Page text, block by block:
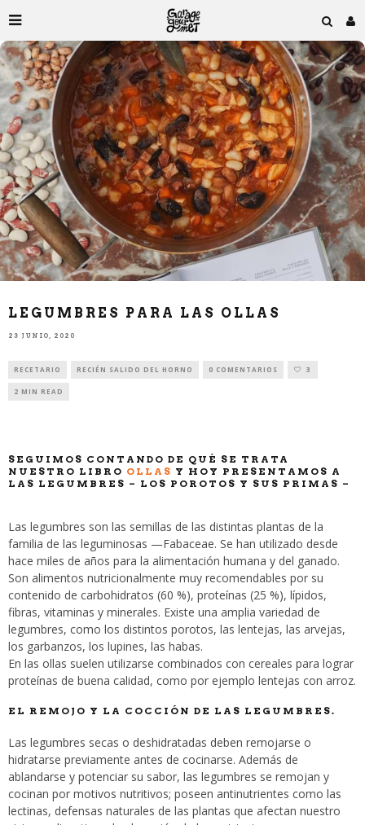
LEGUMBRES PARA LAS OLLAS
23 JUNIO, 2020
RECETARIO RECIÉN SALIDO DEL HORNO 0 COMENTARIOS 3
2 MIN READ
SEGUIMOS CONTANDO DE QUÉ SE TRATA
NUESTRO LIBRO OLLAS Y HOY PRESENTAMOS A
LAS LEGUMBRES – LOS POROTOS Y SUS PRIMAS –
Las legumbres son las semillas de las distintas plantas de la
familia de las leguminosas —Fabaceae. Se han utilizado desde
hace miles de años para la alimentación humana y del ganado.
Son alimentos nutricionalmente muy recomendables por su
contenido de carbohidratos (60 %), proteínas (25 %), lípidos,
fibras, vitaminas y minerales. Existe una amplia variedad de
legumbres, como los distintos porotos, las lentejas, las arvejas,
los garbanzos, los lupines, las habas.
En las ollas suelen utilizarse combinados con cereales para lograr
proteínas de buena calidad, como por ejemplo lentejas con arroz.
EL REMOJO Y LA COCCIÓN DE LAS LEGUMBRES.
Las legumbres secas o deshidratadas deben remojarse o
hidratarse previamente antes de cocinarse. Además de
ablandarse y potenciar su sabor, las legumbres se remojan y
cocinan por motivos nutritivos; poseen antinutrientes como las
lectinas, defensas naturales de las plantas que afectan nuestro